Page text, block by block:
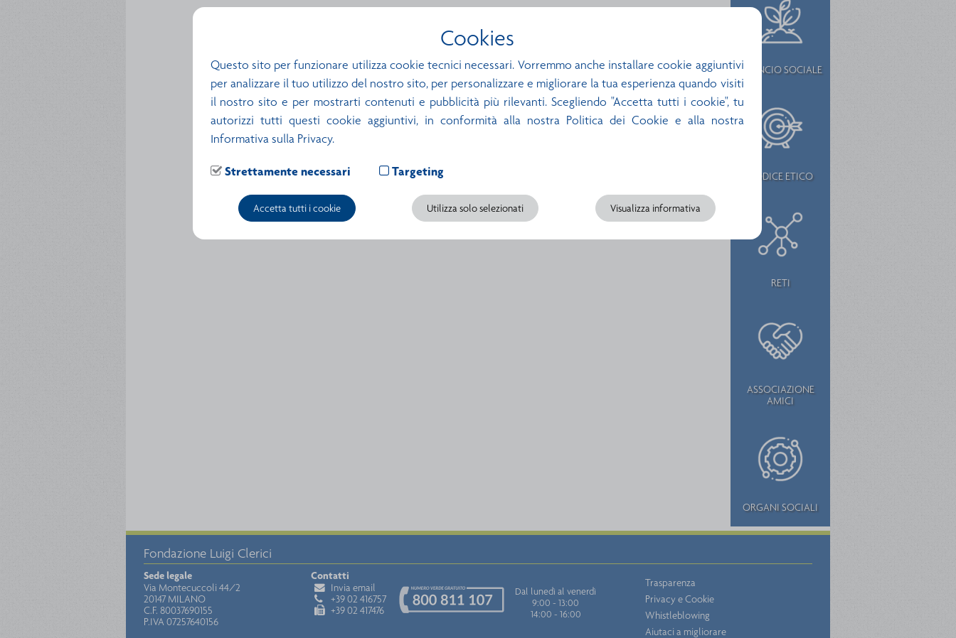
Cookies
Questo sito per funzionare utilizza cookie tecnici necessari. Vorremmo anche installare cookie aggiuntivi
per analizzare il tuo utilizzo del nostro sito, per personalizzare e migliorare la tua esperienza quando visiti
il nostro sito e per mostrarti contenuti e pubblicità più rilevanti. Scegliendo "Accetta tutti i cookie", tu
autorizzi tutti questi cookie aggiuntivi, in conformità alla nostra Politica dei Cookie e alla nostra
Informativa sulla Privacy.
Strettamente necessari Targeting
Accetta tutti i cookie Utilizza solo selezionati Visualizza informativa
BILANCIO SOCIALE
CODICE ETICO
RETI
ASSOCIAZIONE
AMICI
ORGANI SOCIALI
Fondazione Luigi Clerici
Sede legale
Via Montecuccoli 44/2
20147 MILANO
C.F. 80037690155
P.IVA 07257640156
Contatti
Invia email
+39 02 416757
+39 02 417476
Dal lunedì al venerdì
9:00 - 13:00
14:00 - 16:00
Trasparenza
Privacy e Cookie
Whistleblowing
Aiutaci a migliorare